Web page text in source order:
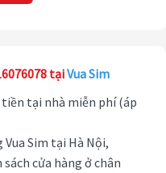
tạiVua Sim
tiền tại nhà miễn phí (áp
Vua Sim tại Hà Nội,
cửa hàng ở chân